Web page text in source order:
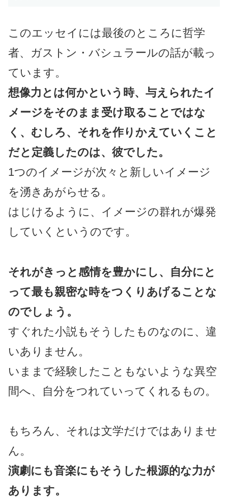
このエッセイには最後のところに哲学
者、ガストン・バシュラールの話が載っ
ています。
想像力とは何かという時、与えられたイ
メージをそのまま受け取ることではな
く、むしろ、それを作りかえていくこと
だと定義したのは、彼でした。
1つのイメージが次々と新しいイメージ
を湧きあがらせる。
はじけるように、イメージの群れが爆発
していくというのです。
それがきっと感情を豊かにし、自分にと
って最も親密な時をつくりあげることな
のでしょう。
すぐれた小説もそうしたものなのに、違
いありません。
いままで経験したこともないような異空
間へ、自分をつれていってくれるもの。
もちろん、それは文学だけではありませ
ん。
演劇にも音楽にもそうした根源的な力が
あります。